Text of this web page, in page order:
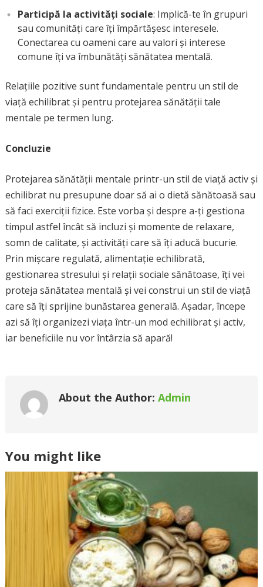
Participă la activități sociale: Implică-te în grupuri
sau comunități care îți împărtășesc interesele.
Conectarea cu oameni care au valori și interese
comune îți va îmbunătăți sănătatea mentală.
Relațiile pozitive sunt fundamentale pentru un stil de
viață echilibrat și pentru protejarea sănătății tale
mentale pe termen lung.
Concluzie
Protejarea sănătății mentale printr-un stil de viață activ și
echilibrat nu presupune doar să ai o dietă sănătoasă sau
să faci exerciții fizice. Este vorba și despre a-ți gestiona
timpul astfel încât să incluzi și momente de relaxare,
somn de calitate, și activități care să îți aducă bucurie.
Prin mișcare regulată, alimentație echilibrată,
gestionarea stresului și relații sociale sănătoase, îți vei
proteja sănătatea mentală și vei construi un stil de viață
care să îți sprijine bunăstarea generală. Așadar, începe
azi să îți organizezi viața într-un mod echilibrat și activ,
iar beneficiile nu vor întârzia să apară!
About the Author: Admin
You might like